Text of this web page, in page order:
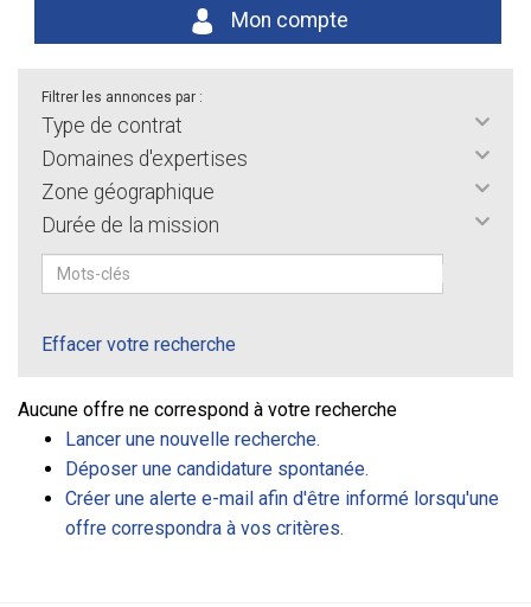
Mon compte
Filtrer les annonces par :
Type de contrat
Domaines d'expertises
Zone géographique
Durée de la mission
Effacer votre recherche
Aucune offre ne correspond à votre recherche
Lancer une nouvelle recherche.
Déposer une candidature spontanée.
Créer une alerte e-mail afin d'être informé lorsqu'une
offre correspondra à vos critères.